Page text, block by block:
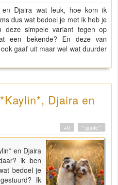
en Djaira wat leuk, hoe kom ik
dus wat bedoel je met ik heb je
deze simpele variant tegen op
een bekende? En deze van
gaaf uit maar wel wat duurder
Djaira en
" quote "
+0
en Djaira
ik ben
bedoel je
Ik